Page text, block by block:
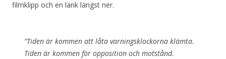
filmklipp och en länk längst ner.
“Tiden är kommen att låta varningsklockorna klämta.
Tiden är kommen för opposition och motstånd.